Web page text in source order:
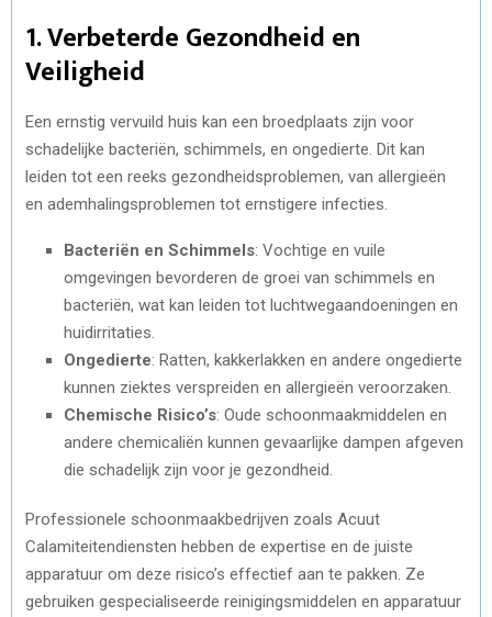
1.Verbeterde Gezondheid en
Veiligheid
Een ernstig vervuild huis kan een broedplaats zijn voor
schadelijke bacteriën, schimmels, en ongedierte. Dit kan
leiden tot een reeks gezondheidsproblemen, van allergieën
en ademhalingsproblemen tot ernstigere infecties.
Bacteriën en Schimmels: Vochtige en vuile
omgevingen bevorderen de groei van schimmels en
bacteriën, wat kan leiden tot luchtwegaandoeningen en
huidirritaties.
Ongedierte: Ratten, kakkerlakken en andere ongedierte
kunnen ziektes verspreiden en allergieën veroorzaken.
Chemische Risico’s: Oude schoonmaakmiddelen en
andere chemicaliën kunnen gevaarlijke dampen afgeven
die schadelijk zijn voor je gezondheid.
Professionele schoonmaakbedrijven zoals Acuut
Calamiteitendiensten hebben de expertise en de juiste
apparatuur om deze risico’s effectief aan te pakken. Ze
gebruiken gespecialiseerde reinigingsmiddelen en apparatuur